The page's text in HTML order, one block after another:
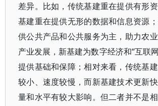
差异。比如，传统基建重在提供有形
基建重在提供无形的数据和信息资源
供公共产品和公共服务为主，助力农
产业发展，新基建为数字经济和“互联
提供基础和保障；相对来看，传统基
较小、速度较慢，而新基建技术更新
量和水平有较大影响。但二者并不是